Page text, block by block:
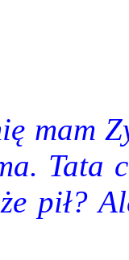
mam
pił?